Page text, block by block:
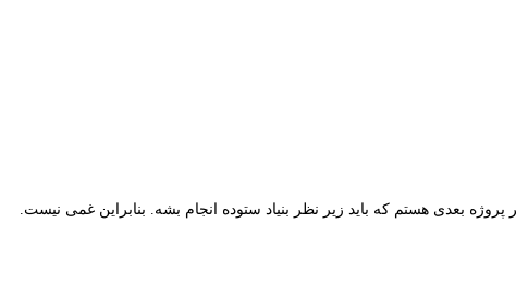
بعدی هستم که باید زیر نظر بنیاد ستوده انجام بشه. بنابراین غمی نیست.